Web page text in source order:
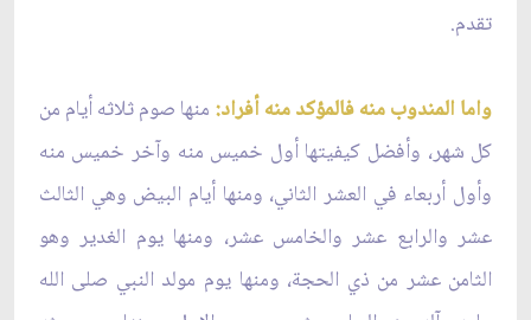
تقدم.
واما المندوب منه فالمؤكد منه أفراد: منها صوم ثلاثه أيام من
كل شهر، وأفضل كيفيتها أول خميس منه وآخر خميس منه
وأول أربعاء في العشر الثاني، ومنها أيام البيض وهي الثالث
عشر والرابع عشر والخامس عشر، ومنها يوم الغدير وهو
الثامن عشر من ذي الحجة، ومنها يوم مولد النبي صلى الله